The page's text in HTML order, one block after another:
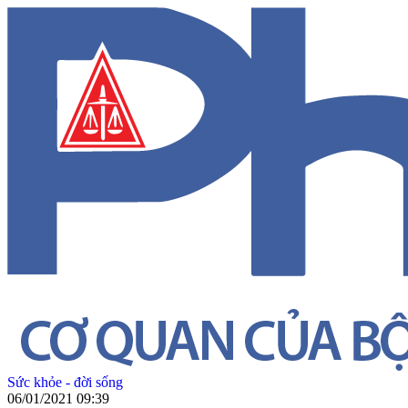
Sức khỏe - đời sống
06/01/2021 09:39